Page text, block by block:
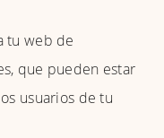
tu web de
que pueden estar
usuarios de tu